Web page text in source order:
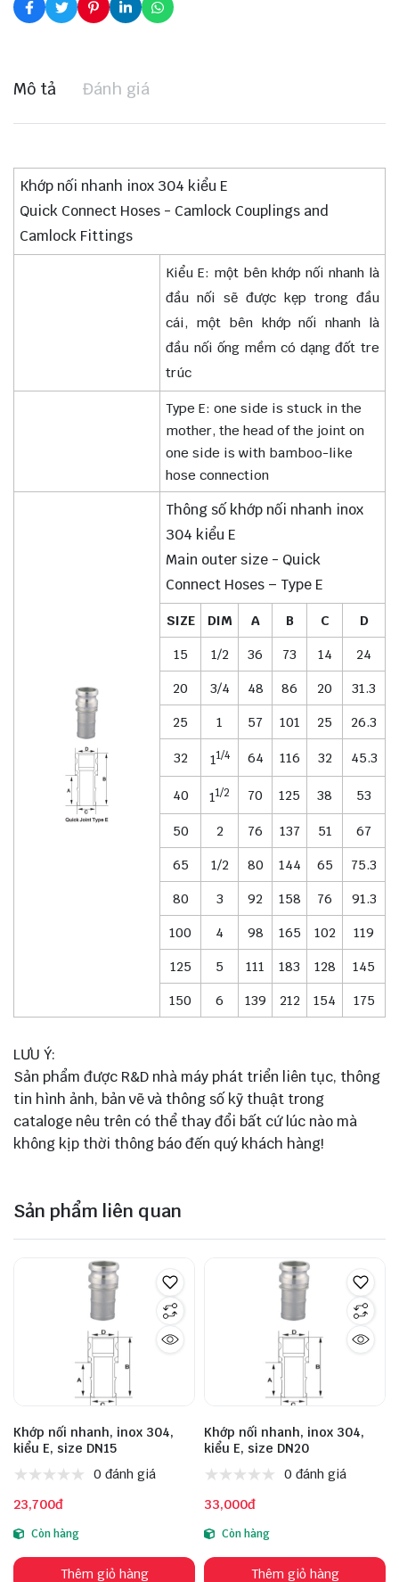
Mô tả Đánh giá
Khớp nối nhanh inox 304 kiểu E
Quick Connect Hoses - Camlock Couplings and
Camlock Fittings
Kiểu E: một bên khớp nối nhanh là
đầu nối sẽ được kẹp trong đầu
cái, một bên khớp nối nhanh là
đầu nối ống mềm có dạng đốt tre
trúc
Type E: one side is stuck in the
mother, the head of the joint on
one side is with bamboo-like
hose connection
Thông số khớp nối nhanh inox
304 kiểu E
Main outer size - Quick
Connect Hoses – Type E
SIZE DIM A B C
D
15
1/2 36 73 14
24
20
3/4 48 86 20
31.3
25
1 57 101 25 26.3
32 11/4 64 116 32 45.3
40 11/2 70 125 38 53
50 2 76 137 51
67
65
1/2 80 144 65
75.3
80
3 92 158 76
91.3
100
4 98 165 102
119
125
5 111 183 128
145
150
6 139 212 154 175
LƯU Ý:
Sản phẩm được R&D nhà máy phát triển liên tục, thông
tin hình ảnh, bản vẽ và thông số kỹ thuật trong
cataloge nêu trên có thể thay đổi bất cứ lúc nào mà
không kịp thời thông báo đến quý khách hàng!
Sản phẩm liên quan
Khớp nối nhanh, inox 304,
kiểu E, size DN15
0 đánh giá
23,700đ
Còn hàng
Thêm giỏ hàng
Khớp nối nhanh, inox 304,
kiểu E, size DN20
0 đánh giá
33,000đ
Còn hàng
Thêm giỏ hàng